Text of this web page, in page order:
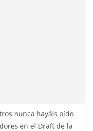
nunca hayáis oído
en el Draft de la